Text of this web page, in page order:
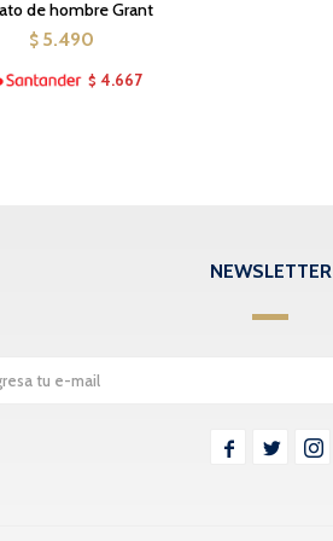
de hombre Grant
$ 5.490
$ 4.667
NEWSLETTER
  